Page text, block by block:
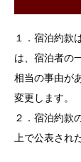
１．宿泊約款
は、宿泊者の
相当の事由が
変更します。
２．宿泊約款
上で公表され